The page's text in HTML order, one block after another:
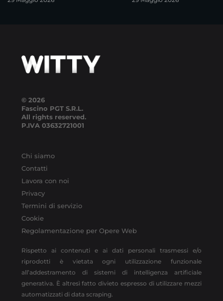
© 2026
Fascino PGT S.R.L.
All rights reserved.
P.IVA 03632721001
Chi siamo
Contatti
Lavora con noi
Privacy
Termini di servizio
Cookie
Regolamentazione per Opere Web
Rispetto ai contenuti e ai dati personali trasmessi e/o
riprodotti è vietata ogni utilizzazione funzionale
all’addestramento di sistemi di intelligenza artificiale
generativa. È altresì fatto divieto espresso di utilizzare mezzi
automatizzati di data scraping.